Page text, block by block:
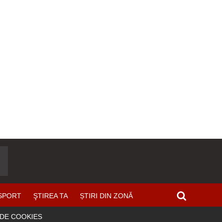
ŞTIREA TA ȘTIRI DIN ZONĂ
COOKIES